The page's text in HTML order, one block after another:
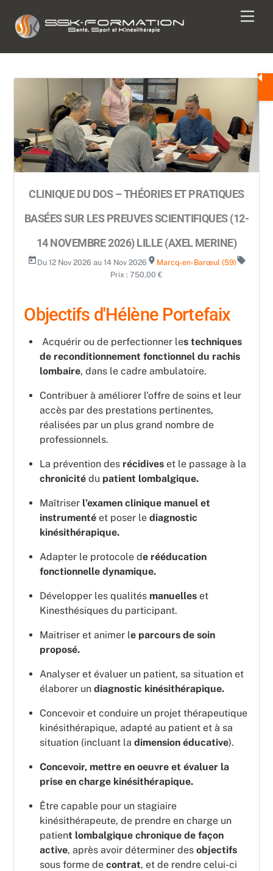
content
CLINIQUE DU DOS – THÉORIES ET PRATIQUES
BASÉES SUR LES PREUVES SCIENTIFIQUES (12-
14 NOVEMBRE 2026) LILLE (AXEL MERINE)
today Du 12 Nov 2026 au 14 Nov 2026 room Marcq-en-Barœul (59)local_offer
Prix : 750,00 €
Objectifs d'Hélène Portefaix
Acquérir ou de perfectionner les techniques
de reconditionnement fonctionnel du rachis
lombaire, dans le cadre ambulatoire.
Contribuer à améliorer l’offre de soins et leur
accès par des prestations pertinentes,
réalisées par un plus grand nombre de
professionnels.
La prévention des récidives et le passage à la
chronicité du patient lombalgique.
Maîtriser l’examen clinique manuel et
instrumenté et poser le diagnostic
kinésithérapique.
Adapter le protocole de rééducation
fonctionnelle dynamique.
Développer les qualités manuelles et
Kinesthésiques du participant.
Maitriser et animer le parcours de soin
proposé.
Analyser et évaluer un patient, sa situation et
élaborer un diagnostic kinésithérapique.
Concevoir et conduire un projet thérapeutique
kinésithérapique, adapté au patient et à sa
situation (incluant la dimension éducative).
Concevoir, mettre en oeuvre et évaluer la
prise en charge kinésithérapique.
Être capable pour un stagiaire
kinésithérapeute, de prendre en charge un
patient lombalgique chronique de façon
active, après avoir déterminer des objectifs
sous forme de contrat, et de rendre celui-ci